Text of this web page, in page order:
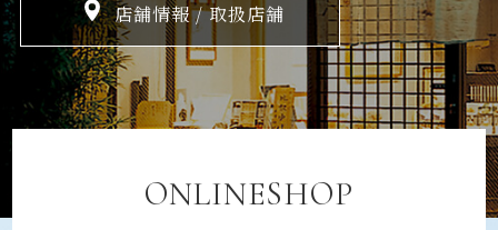
店舗情報 / 取扱店舗
ONLINESHOP